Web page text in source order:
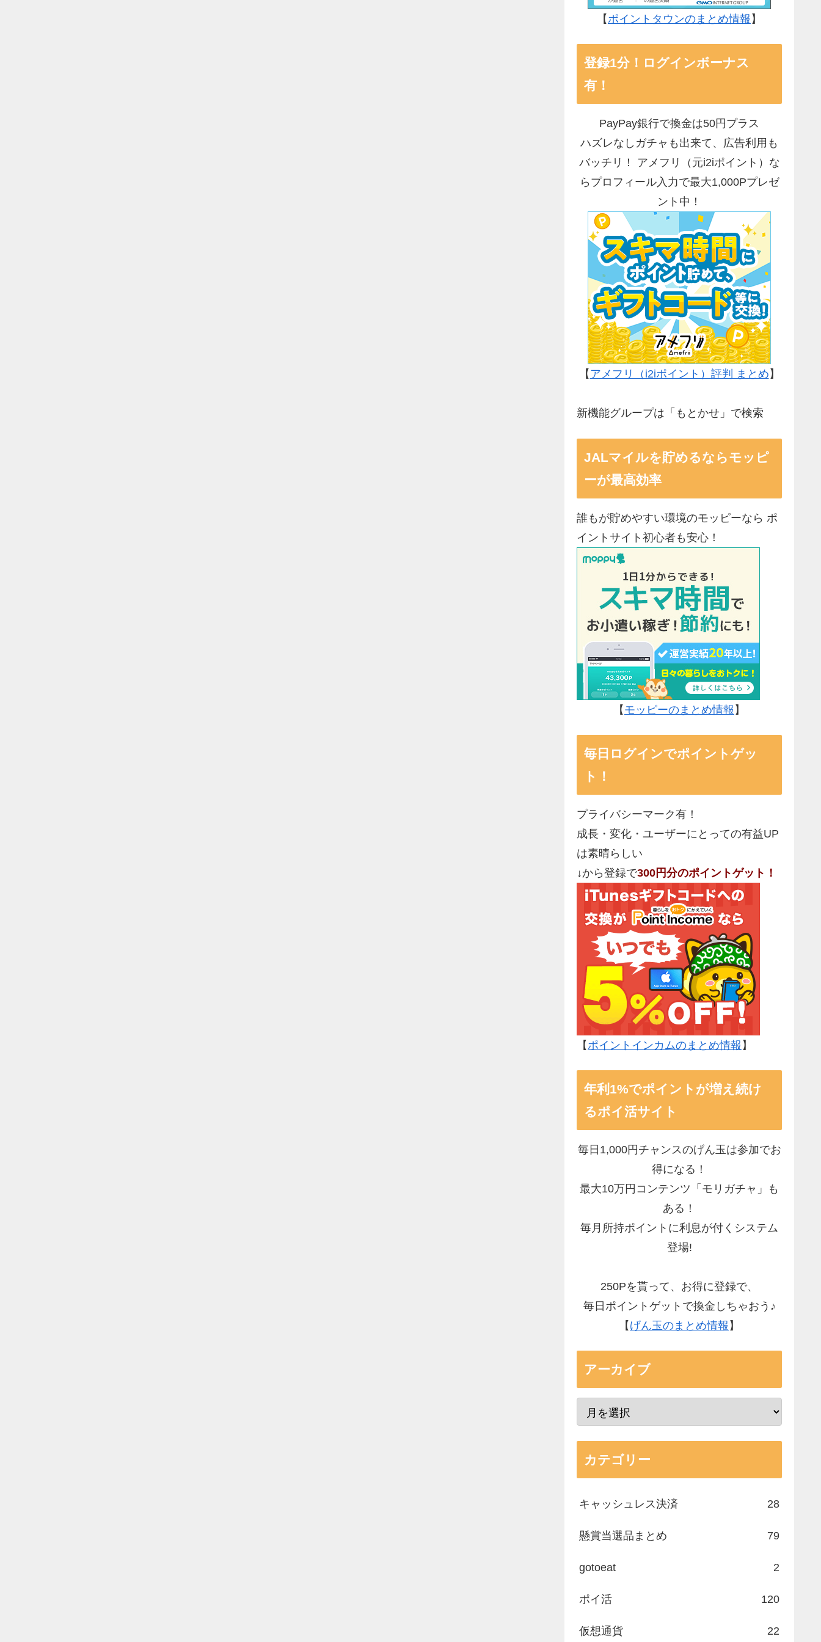
【ポイントタウンのまとめ情報 】
登録1分！ログインボーナス
有！
PayPay銀行で換金は50円プラス
ハズレなしガチャも出来て、広告利用も
バッチリ！ アメフリ（元i2iポイント）な
らプロフィール入力で最大1,000Pプレゼ
ント中！
【 アメフリ（i2iポイント）評判 まとめ 】
新機能グループは「もとかせ」で検索
JALマイルを貯めるならモッピ
ーが最高効率
誰もが貯めやすい環境のモッピーなら ポ
イントサイト初心者も安心！
【 モッピーのまとめ情報 】
毎日ログインでポイントゲッ
ト！
プライバシーマーク有！
成長・変化・ユーザーにとっての有益UP
は素晴らしい
↓から登録で300円分のポイントゲット！
【 ポイントインカムのまとめ情報 】
年利1%でポイントが増え続け
るポイ活サイト
毎日1,000円チャンスのげん玉は参加でお
得になる！
最大10万円コンテンツ「モリガチャ」も
ある！
毎月所持ポイントに利息が付くシステム
登場!
250Pを貰って、お得に登録で、
毎日ポイントゲットで換金しちゃおう♪
【 げん玉のまとめ情報 】
アーカイブ
カテゴリー
キャッシュレス決済 28
懸賞当選品まとめ 79
gotoeat 2
ポイ活 120
仮想通貨 22